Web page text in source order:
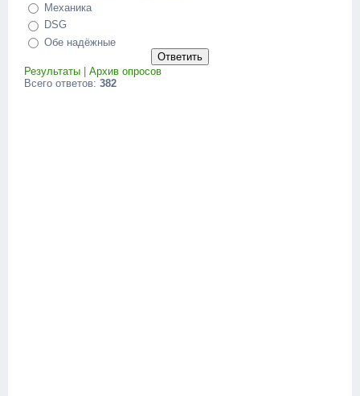
Механика
DSG
Обе надёжные
Результаты
Архив опросов
Всего ответов: 382